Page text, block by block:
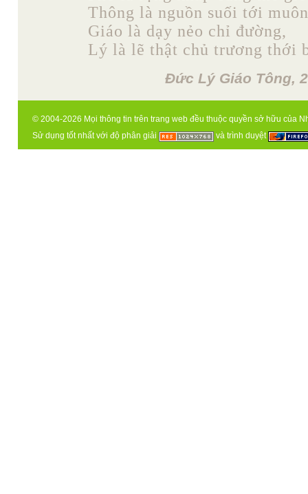
Thông là nguồn suối tới
Giáo là dạy nẻo chỉ đường,
Lý là lẽ thật chủ trương thới
Đức Lý Giáo Tông,
© 2004-2026 Mọi thông tin trên trang web đều thuộc quyền sở hữu của
Sử dụng tốt nhất với độ phân giải
và trình duyệt